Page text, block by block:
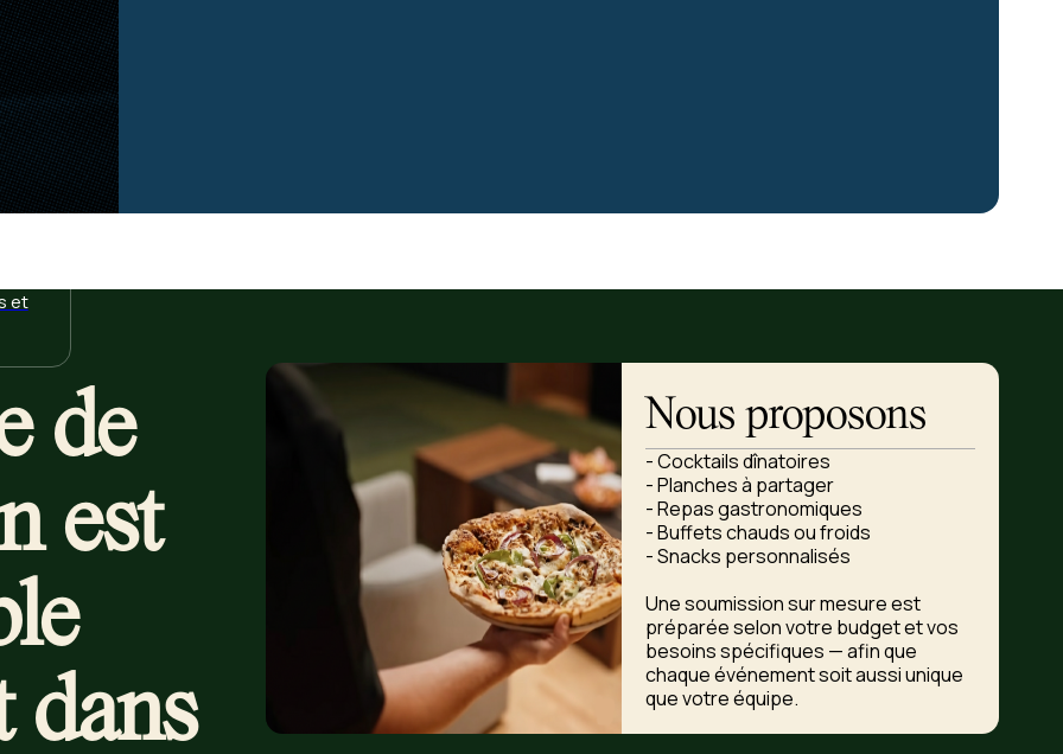
et
de
est
dans
Nous proposons
- Cocktails dînatoires
- Planches à partager
- Repas gastronomiques
- Buffets chauds ou froids
- Snacks personnalisés
Une soumission sur mesure est
préparée selon votre budget et vos
besoins spécifiques — afin que
chaque événement soit aussi unique
que votre équipe.